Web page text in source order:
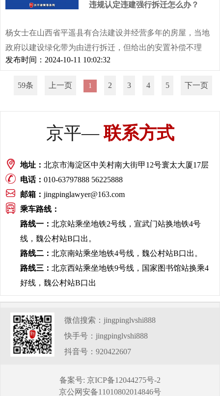
违规认定违建强行拆迁怎么办？
杨女士在山西省平遥县有合法建设并经营多年的房屋，当地
政府以建设绿化带为由进行拆迁，但给出的安置补偿不理
想，营业损失不补偿。在协商无果情况下，拆迁办以违章建
害公务罪刑拘。
发布时间：2024-10-11 10:02:32
59条 上一页 1 2 3 4 5 下一页
京平—联系方式
地址： 北京市海淀区中关村南大街甲12号寰太大厦17层
电话： 010-63797888 56225888
邮箱： jingpinglawyer@163.com
乘车路线：
路线一： 北京站乘坐地铁2号线，宣武门站换地铁4号
线，魏公村站B口出。
路线二： 北京南站乘坐地铁4号线，魏公村站B口出。
路线三： 北京西站乘坐地铁9号线，国家图书馆站换乘4
好线，魏公村站B口出
微信搜索：jingpinglvshi888
快手号：jingpinglvshi888
抖音号：920422607
备案号: 京ICP备12044275号-2
京公网安备11010802014846号